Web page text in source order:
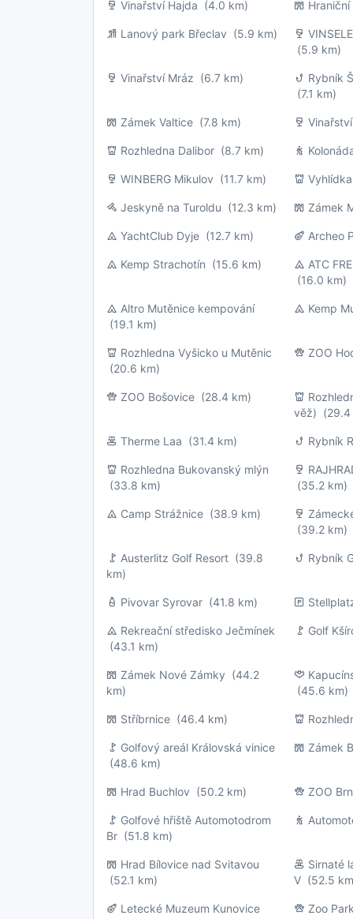
Vinařství Hajda (4.0 km)
Lanový park Břeclav (5.9 km)
(5.9 km)
Vinařství Mráz (6.7 km)
Rybník
(7.1 km)
Zámek Valtice (7.8 km)
Rozhledna Dalibor (8.7 km)
WINBERG Mikulov (11.7 km)
Jeskyně na Turoldu (12.3 km) Zámek
YachtClub Dyje (12.7 km) Archeo
Kemp Strachotín (15.6 km)
ATC
(16.0 km)
Altro Mutěnice kempování
(19.1 km)
Kemp
Rozhledna Vyšicko u Mutěnic
(20.6 km)
ZOO
ZOO Bošovice (28.4 km)
věž)
Therme Laa (31.4 km) Rybník
Rozhledna Bukovanský mlýn
(33.8 km)
(35.2 km)
Camp Strážnice (38.9 km)
(39.2 km)
Austerlitz Golf Resort (39.8
km)
Rybník
Pivovar Syrovar (41.8 km)
Rekreační středisko Ječmínek
(43.1 km)
Golf
Zámek Nové Zámky (44.2
km)
(45.6 km)
Stříbrnice (46.4 km)
Golfový areál Královská vinice
(48.6 km)
Zámek
Hrad Buchlov (50.2 km) ZOO
Golfové hřiště Automotodrom
Br (51.8 km)
Hrad Bílovice nad Svitavou
(52.1 km)
Sirnaté
V (52.5
Letecké Muzeum Kunovice
Zoo